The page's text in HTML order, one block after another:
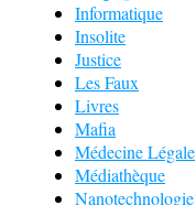
Informatique
Insolite
Justice
Les Faux
Livres
Mafia
Médecine Légale
Médiathèque
Nanotechnologie